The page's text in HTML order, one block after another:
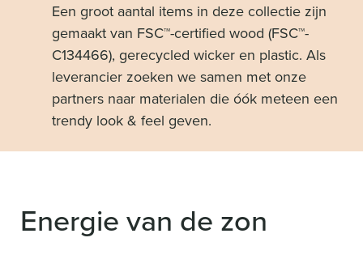
Een groot aantal items in deze collectie zijn
gemaakt van FSC™-certified wood (FSC™-
C134466), gerecycled wicker en plastic. Als
leverancier zoeken we samen met onze
partners naar materialen die óók meteen een
trendy look & feel geven.
Energie van de zon